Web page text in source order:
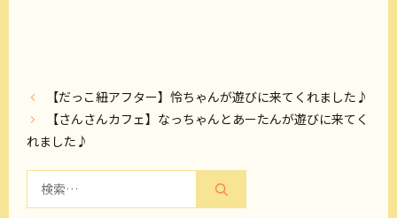
【だっこ紐アフター】怜ちゃんが遊びに来てくれました♪
【さんさんカフェ】なっちゃんとあーたんが遊びに来てく
れました♪